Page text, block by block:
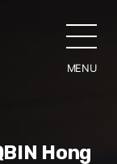
MENU
Hong